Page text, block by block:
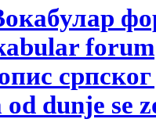
forum
српског
dunje se